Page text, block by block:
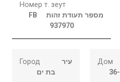
Номер т. зеут
מספר תעודת זהות
FB
937970
Город
עיר
בת ים
Дом